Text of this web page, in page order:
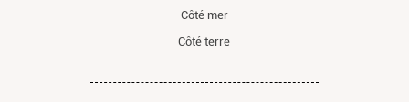
Côté mer
Côté terre